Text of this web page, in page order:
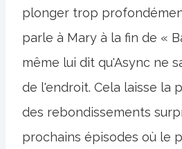
plonger trop
parle à Mary à la fin de «
même lui dit qu'Async ne
de l'endroit. Cela laisse la
des rebondissements
prochains épisodes où le